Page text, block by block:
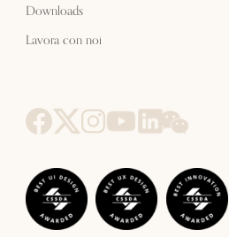
Downloads
Lavora con noi